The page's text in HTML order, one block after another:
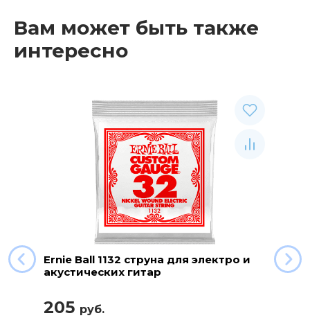
Вам может быть также
интересно
Ernie Ball 1132 струна для электро и
акустических гитар
205 руб.